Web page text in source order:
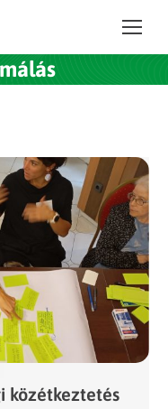
közétkeztetés